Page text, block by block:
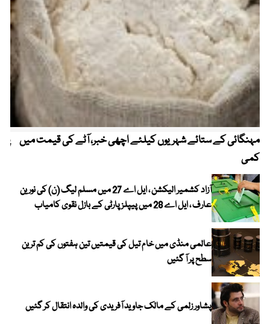
مہنگائی کے ستائے شہریوں کیلئے اچھی خبر، آٹے کی قیمت میں
کمی
آزاد کشمیر الیکشن ، ایل اے 27 میں مسلم لیگ (ن) کی نورین
عارف ، ایل اے 28 میں پیپلز پارٹی کے بازل نقوی کامیاب
عالمی منڈی میں خام تیل کی قیمتیں تین ہفتوں کی کم ترین
سطح پر آ گئیں
پشاور زلمی کے مالک جاوید آفریدی کی والدہ انتقال کر گئیں